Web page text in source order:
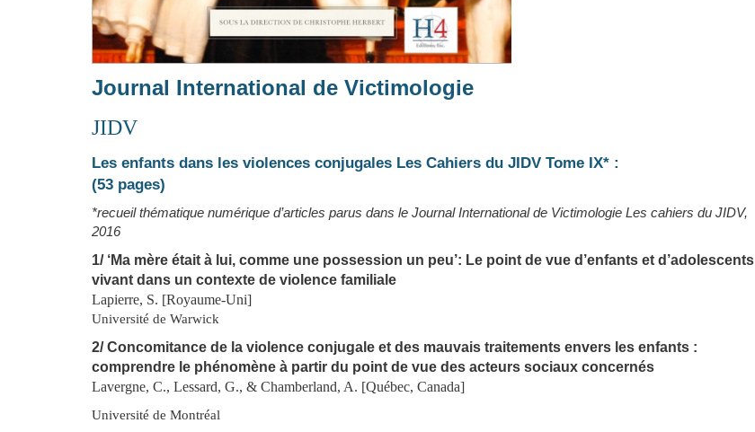
Journal International de Victimologie
JIDV
Les enfants dans les violences conjugales Les Cahiers du JIDV Tome IX* :
(53 pages)
*recueil thématique numérique d’articles parus dans le Journal International de Victimologie Les cahiers du JIDV,
2016
1/ ‘Ma mère était à lui, comme une possession un peu’: Le point de vue d’enfants et d’adolescents
vivant dans un contexte de violence familiale
Lapierre, S. [Royaume-Uni]
Université de Warwick
2/ Concomitance de la violence conjugale et des mauvais traitements envers les enfants :
comprendre le phénomène à partir du point de vue des acteurs sociaux concernés
Lavergne, C., Lessard, G., & Chamberland, A. [Québec, Canada]
Université de Montréal